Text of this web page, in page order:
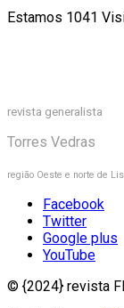
Estamos 1041
revista generalista
Torres Vedras
região Oeste e norte de
Facebook
Twitter
Google plus
YouTube
© {2024} revista